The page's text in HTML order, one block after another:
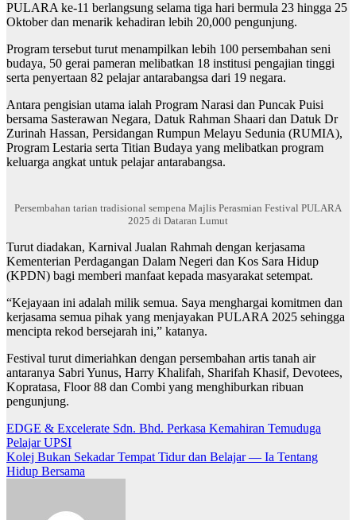
PULARA ke-11 berlangsung selama tiga hari bermula 23 hingga 25
Oktober dan menarik kehadiran lebih 20,000 pengunjung.
Program tersebut turut menampilkan lebih 100 persembahan seni
budaya, 50 gerai pameran melibatkan 18 institusi pengajian tinggi
serta penyertaan 82 pelajar antarabangsa dari 19 negara.
Antara pengisian utama ialah Program Narasi dan Puncak Puisi
bersama Sasterawan Negara, Datuk Rahman Shaari dan Datuk Dr
Zurinah Hassan, Persidangan Rumpun Melayu Sedunia (RUMIA),
Program Lestaria serta Titian Budaya yang melibatkan program
keluarga angkat untuk pelajar antarabangsa.
Persembahan tarian tradisional sempena Majlis Perasmian Festival PULARA
2025 di Dataran Lumut
Turut diadakan, Karnival Jualan Rahmah dengan kerjasama
Kementerian Perdagangan Dalam Negeri dan Kos Sara Hidup
(KPDN) bagi memberi manfaat kepada masyarakat setempat.
“Kejayaan ini adalah milik semua. Saya menghargai komitmen dan
kerjasama semua pihak yang menjayakan PULARA 2025 sehingga
mencipta rekod bersejarah ini,” katanya.
Festival turut dimeriahkan dengan persembahan artis tanah air
antaranya Sabri Yunus, Harry Khalifah, Sharifah Khasif, Devotees,
Kopratasa, Floor 88 dan Combi yang menghiburkan ribuan
pengunjung.
Navigasi
kiriman
EDGE & Excelerate Sdn. Bhd. Perkasa Kemahiran Temuduga
Pelajar UPSI
Kolej Bukan Sekadar Tempat Tidur dan Belajar — Ia Tentang
Hidup Bersama